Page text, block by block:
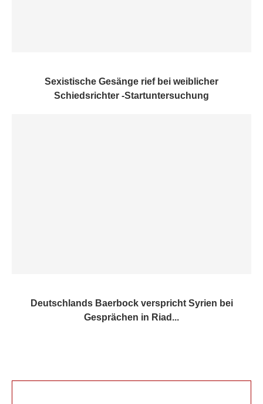
Sexistische Gesänge rief bei weiblicher
Schiedsrichter -Startuntersuchung
Deutschlands Baerbock verspricht Syrien bei
Gesprächen in Riad...